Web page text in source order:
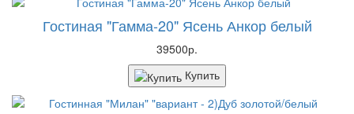
Гостиная "Гамма-20" Ясень Анкор белый
39500р.
Купить